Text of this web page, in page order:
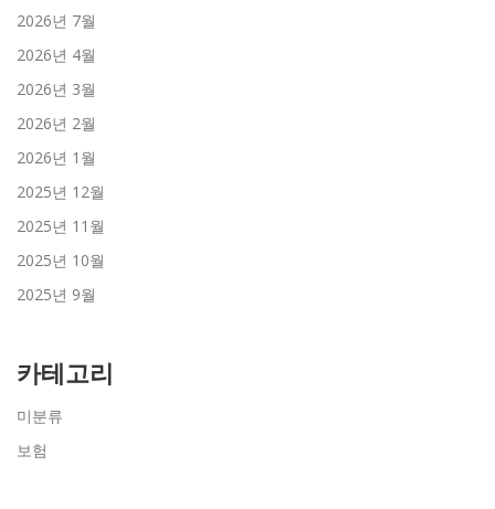
2026년 7월
2026년 4월
2026년 3월
2026년 2월
2026년 1월
2025년 12월
2025년 11월
2025년 10월
2025년 9월
카테고리
미분류
보험